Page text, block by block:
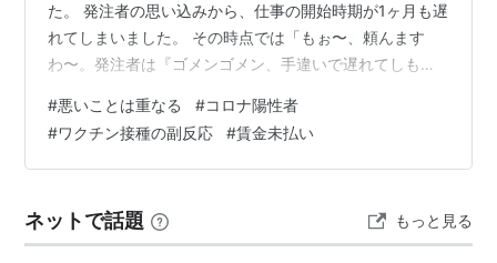
た。 発注者の思い込みから、仕事の開始時期が1ヶ月も遅
れてしまいました。 その時点では「もぉ〜、頼んます
わ〜。発注者は『ゴメンゴメン、手違いで遅れてしもた
わ。工期は延びへんのでしょ？」と軽口を叩けるくらい
の余裕がありました。 そこから事態は悪いことが重なる
のでした。 まずは『コロナウイルス感染者』が出たこ
業務に必要な人数のギリギリもしくは若干少ない人数で
行っています。（平均5名ほど…
#悪いことは重なる #コロナ陽性者
#ワクチン接種の副反応 #賃金未払い
ネットで話題 もっと見る